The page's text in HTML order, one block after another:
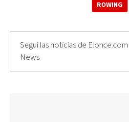
ROWING
Seguí las noticias de
News